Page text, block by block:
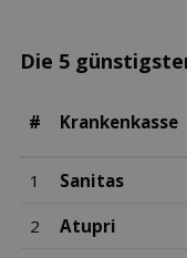
Die 5
# Krankenkasse
1 Sanitas
2 Atupri